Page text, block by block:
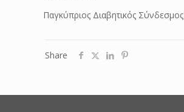
Παγκύπριος Διαβητικός Σύνδεσμος
Share